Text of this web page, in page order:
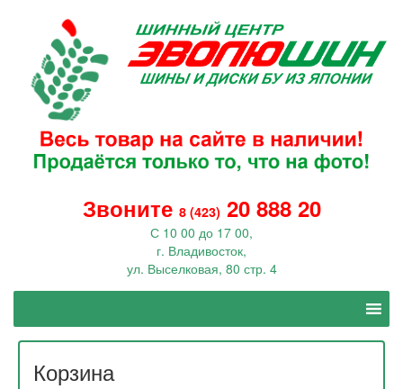
Звоните 8 (423) 20 888 20
С 10 00 до 17 00,
г. Владивосток,
ул. Выселковая, 80 стр. 4
Корзина